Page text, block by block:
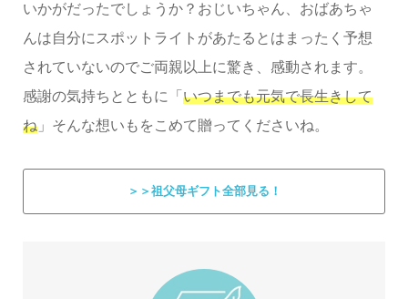
いかがだったでしょうか？おじいちゃん、おばあちゃ
んは自分にスポットライトがあたるとはまったく予想
されていないのでご両親以上に驚き、感動されます。
感謝の気持ちとともに「 いつまでも元気で長生きして
ね」そんな想いもをこめて贈ってくださいね。
＞＞祖父母ギフト全部見る！